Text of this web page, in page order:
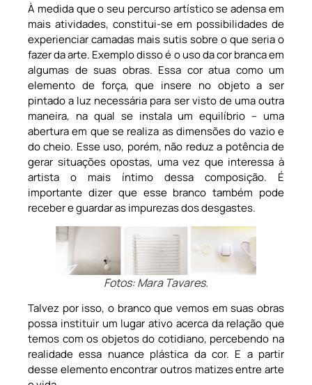
À medida que o seu percurso artístico se adensa em
mais atividades, constitui-se em possibilidades de
experienciar camadas mais sutis sobre o que seria o
fazer da arte. Exemplo disso é o uso da cor branca em
algumas de suas obras. Essa cor atua como um
elemento de força, que insere no objeto a ser
pintado a luz necessária para ser visto de uma outra
maneira, na qual se instala um equilíbrio – uma
abertura em que se realiza as dimensões do vazio e
do cheio. Esse uso, porém, não reduz a potência de
gerar situações opostas, uma vez que interessa à
artista o mais íntimo dessa composição. É
importante dizer que esse branco também pode
receber e guardar as impurezas dos desgastes.
Fotos: Mara Tavares.
Talvez por isso, o branco que vemos em suas obras
possa instituir um lugar ativo acerca da relação que
temos com os objetos do cotidiano, percebendo na
realidade essa nuance plástica da cor. E a partir
desse elemento encontrar outros matizes entre arte